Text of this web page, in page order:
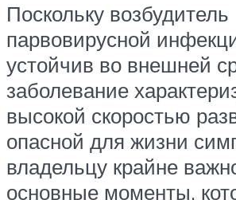
Поскольку возбудитель
парвовирусной
устойчив во внешней
заболевание
высокой скоростью
опасной для жизни
владельцу крайне
основные моменты,